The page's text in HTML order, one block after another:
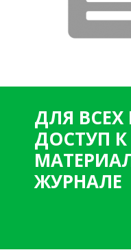
ДЛЯ
ДОСТУП
ЖУРНАЛЕ